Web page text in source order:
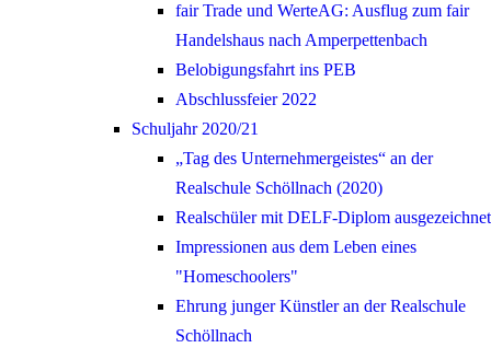
fair Trade und WerteAG: Ausflug zum fair
Handelshaus nach Amperpettenbach
Belobigungsfahrt ins PEB
Abschlussfeier 2022
Schuljahr 2020/21
„Tag des Unternehmergeistes“ an der
Realschule Schöllnach (2020)
Realschüler mit DELF-Diplom ausgezeichnet
Impressionen aus dem Leben eines
"Homeschoolers"
Ehrung junger Künstler an der Realschule
Schöllnach